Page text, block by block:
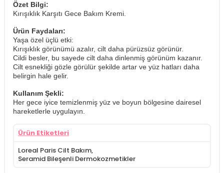
Özet Bilgi:
Kırışıklık Karşıtı Gece Bakım Kremi.
Ürün Faydaları:
Yaşa özel üçlü etki:
Kırışıklık görünümü azalır, cilt daha pürüzsüz görünür.
Cildi besler, bu sayede cilt daha dinlenmiş görünüm kazanır.
Cilt esnekliği gözle görülür şekilde artar ve yüz hatları daha
belirgin hale gelir.
Kullanım Şekli:
Her gece iyice temizlenmiş yüz ve boyun bölgesine dairesel
hareketlerle uygulayın.
Ürün Etiketleri
Loreal Paris Cilt Bakım,
Seramid Bileşenli Dermokozmetikler